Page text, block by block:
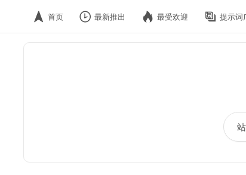
首页 最新推出 最受欢迎 提示词